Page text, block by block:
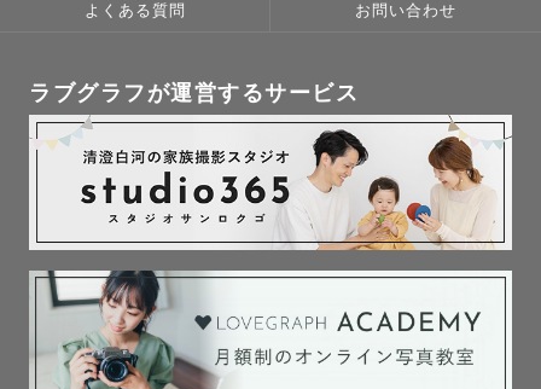
往復¥3,000を超えた場合は、
差額のみご負担いただいております。
公式LINEにてご相談ください。
よくある質問 お問い合わせ
ラブグラフが運営するサービス